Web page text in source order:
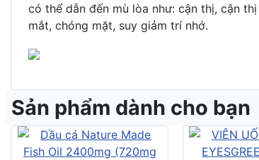
có thể dẫn đến mù lòa như: cận thị, cận
mắt, chóng mặt, suy giảm trí nhớ.
Sản phẩm dành cho bạn